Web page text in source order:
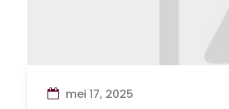
mei 17, 2025